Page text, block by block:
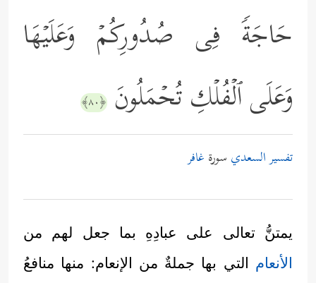
حَاجَةࣰ فِی صُدُورِكُمۡ وَعَلَیۡهَا
وَعَلَى ٱلۡفُلۡكِ تُحۡمَلُونَ ﴿٨٠﴾
تفسير السعدي سورة غافر
يمتنُّ تعالى على عبادِهِ بما جعل لهم من
الأنعام التي بها جملةٌ من الإنعام: منها منافعُ